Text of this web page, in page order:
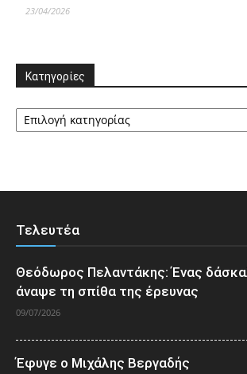
23/04/2026
Κατηγορίες
Κατηγορίες
Τελευτέα
Θεόδωρος Πελαντάκης: Ένας
άναψε τη σπίθα της έρευνας
09/07/2026
Έφυγε ο Μιχάλης Βεργαδής